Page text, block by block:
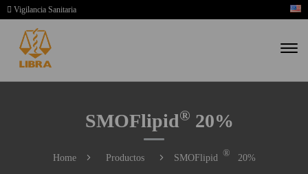
Vigilancia Sanitaria
SMOFlipid® 20%
Home Productos SMOFlipid ® 20%